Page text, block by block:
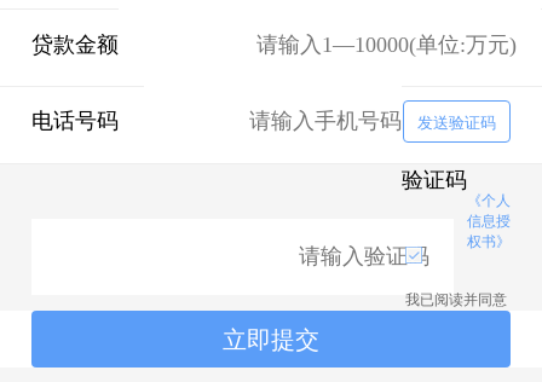
贷款金额
电话号码 发送验证码
验证码
我已阅读并同意
《个人
信息授
权书》
立即提交